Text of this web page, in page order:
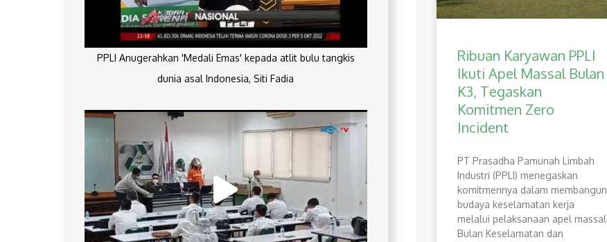
PPLI Anugerahkan 'Medali Emas' kepada atlit bulu tangkis
dunia asal Indonesia, Siti Fadia
Ribuan Karyawan PPLI
Ikuti Apel Massal Bulan
K3, Tegaskan
Komitmen Zero
Incident
PT Prasadha Pamunah Limbah
Industri (PPLI) menegaskan
komitmennya dalam membangun
budaya keselamatan kerja
melalui pelaksanaan apel massal
Bulan Keselamatan dan